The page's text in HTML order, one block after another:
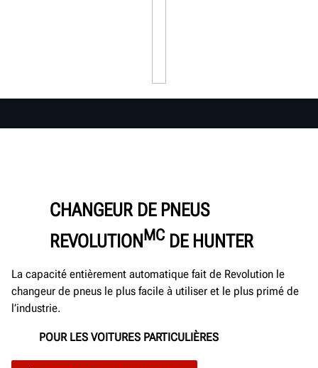
CHANGEUR DE PNEUS
REVOLUTIONMC DE HUNTER
La capacité entièrement automatique fait de Revolution le
changeur de pneus le plus facile à utiliser et le plus primé de
l’industrie.
POUR LES VOITURES PARTICULIÈRES